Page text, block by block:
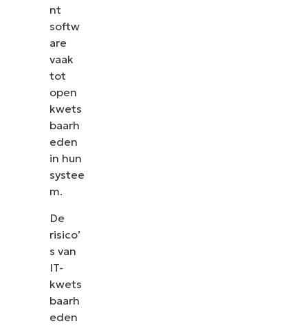
nt
softw
are
vaak
tot
open
kwets
baarh
eden
in hun
systee
m.
De
risico’
s van
IT-
kwets
baarh
eden